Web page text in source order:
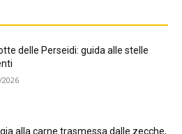
delle Perseidi: guida alle stelle
alla carne trasmessa dalle zecche,